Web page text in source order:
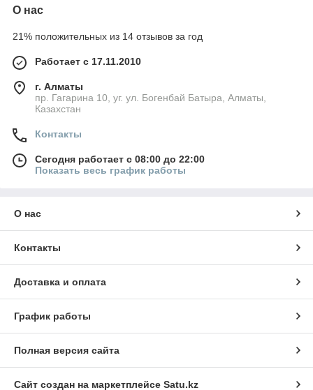
О нас
21% положительных из 14 отзывов за год
Работает с 17.11.2010
г. Алматы
пр. Гагарина 10, уг. ул. Богенбай Батыра, Алматы,
Казахстан
Контакты
Сегодня работает с 08:00 до 22:00
Показать весь график работы
О нас
Контакты
Доставка и оплата
График работы
Полная версия сайта
Сайт создан на маркетплейсе Satu.kz